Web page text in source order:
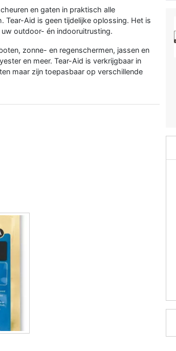
en gaten in praktisch alle
Tear-Aid is geen tijdelijke oplossing. Het is
outdoor- én indooruitrusting.
zonne- en regenschermen, jassen en
en meer. Tear-Aid is verkrijgbaar in
maar zijn toepasbaar op verschillende